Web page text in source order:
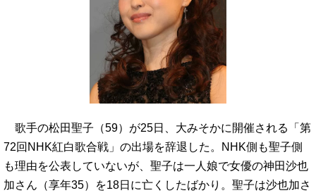
歌手の松田聖子（59）が25日、大みそかに開催される「第
72回NHK紅白歌合戦」の出場を辞退した。NHK側も聖子側
も理由を公表していないが、聖子は一人娘で女優の神田沙也
加さん（享年35）を18日に亡くしたばかり。聖子は沙也加さ